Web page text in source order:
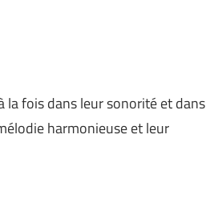
la fois dans leur sonorité et dans
harmonieuse et leur